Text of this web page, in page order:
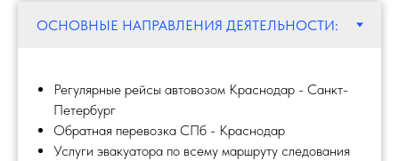
Регулярные рейсы автовозом Краснодар - Санкт-
Петербург
Обратная перевозка СПб - Краснодар
Услуги эвакуатора по всему маршруту следования